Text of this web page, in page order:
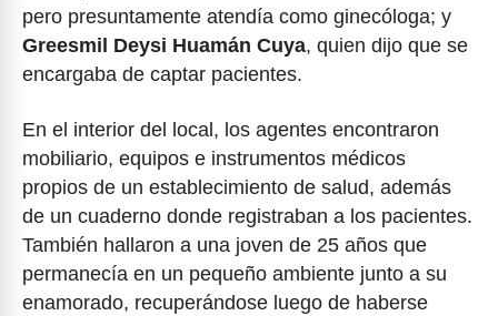
pero presuntamente atendía como ginecóloga; y
Greesmil Deysi Huamán Cuya, quien dijo que se
encargaba de captar pacientes.
En el interior del local, los agentes encontraron
mobiliario, equipos e instrumentos médicos
propios de un establecimiento de salud, además
de un cuaderno donde registraban a los pacientes.
También hallaron a una joven de 25 años que
permanecía en un pequeño ambiente junto a su
enamorado, recuperándose luego de haberse